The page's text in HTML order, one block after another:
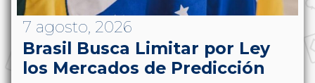
7 agosto, 2026
Brasil Busca Limitar por Ley
los Mercados de Predicción